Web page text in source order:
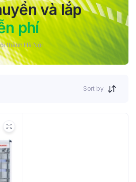
và lắp
phí
thành Hà Nội
Sort by